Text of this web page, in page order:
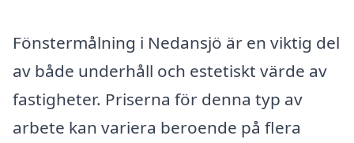
Fönstermålning i Nedansjö är en viktig del
av både underhåll och estetiskt värde av
fastigheter. Priserna för denna typ av
arbete kan variera beroende på flera